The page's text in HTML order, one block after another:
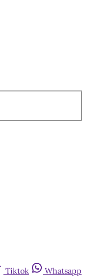
Tiktok
Whatsapp